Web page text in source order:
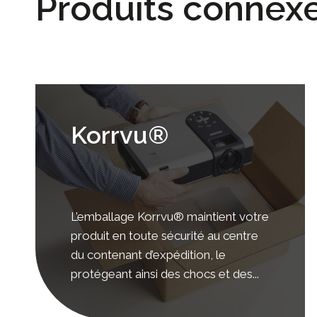
Korrvu®
L’emballage Korrvu® maintient votre
produit en toute sécurité au centre
du contenant d’expédition, le
protégeant ainsi des chocs et des...